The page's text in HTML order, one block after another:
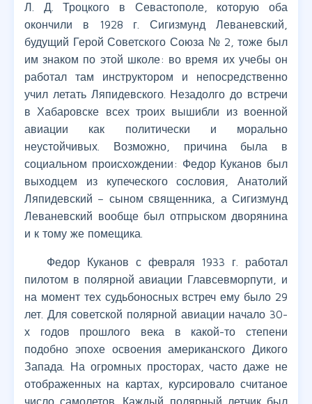
Л. Д. Троцкого в Севастополе, которую оба
окончили в 1928 г. Сигизмунд Леваневский,
будущий Герой Советского Союза № 2, тоже был
им знаком по этой школе: во время их учебы он
работал там инструктором и непосредственно
учил летать Ляпидевского. Незадолго до встречи
в Хабаровске всех троих вышибли из военной
авиации как политически и морально
неустойчивых. Возможно, причина была в
социальном происхождении: Федор Куканов был
выходцем из купеческого сословия, Анатолий
Ляпидевский – сыном священника, а Сигизмунд
Леваневский вообще был отпрыском дворянина
и к тому же помещика.
Федор Куканов с февраля 1933 г. работал
пилотом в полярной авиации Главсевморпути, и
на момент тех судьбоносных встреч ему было 29
лет. Для советской полярной авиации начало 30-
х годов прошлого века в какой-то степени
подобно эпохе освоения американского Дикого
Запада. На огромных просторах, часто даже не
отображенных на картах, курсировало считаное
число самолетов. Каждый полярный летчик был